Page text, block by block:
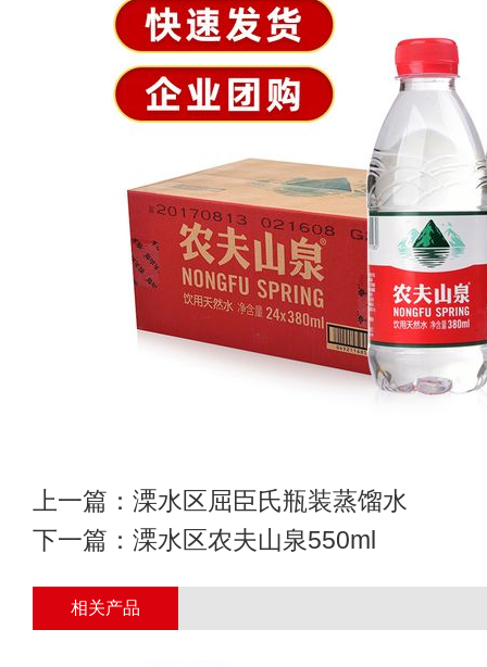
上一篇： 溧水区屈臣氏瓶装蒸馏水
下一篇： 溧水区农夫山泉550ml
相关产品